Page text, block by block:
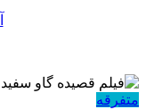
متفرقه